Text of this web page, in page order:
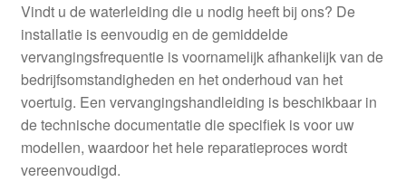
Vindt u de waterleiding die u nodig heeft bij ons? De
installatie is eenvoudig en de gemiddelde
vervangingsfrequentie is voornamelijk afhankelijk van de
bedrijfsomstandigheden en het onderhoud van het
voertuig. Een vervangingshandleiding is beschikbaar in
de technische documentatie die specifiek is voor uw
modellen, waardoor het hele reparatieproces wordt
vereenvoudigd.